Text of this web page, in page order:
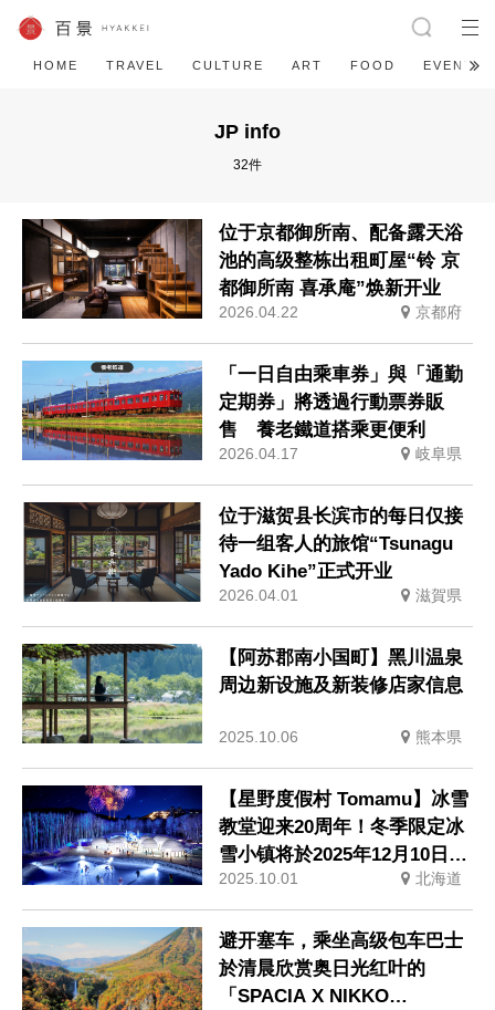
HOME TRAVEL CULTURE ART FOOD EVENT
JP info
32件
2026.04.22
位于京都御所南、配备露天浴
池的高级整栋出租町屋“铃 京
都御所南 喜承庵”焕新开业
京都府
2026.04.17
「一日自由乘車券」與「通勤
定期券」將透過行動票券販
售 養老鐵道搭乘更便利
岐阜県
2026.04.01
位于滋贺县长滨市的每日仅接
待一组客人的旅馆“Tsunagu
Yado Kihe”正式开业
滋賀県
2025.10.06
【阿苏郡南小国町】黑川温泉
周边新设施及新装修店家信息
熊本県
2025.10.01
【星野度假村 Tomamu】冰雪
教堂迎来20周年！冬季限定冰
雪小镇将於2025年12月10日开
放
北海道
避开塞车，乘坐高级包车巴士
於清晨欣赏奥日光红叶的
「SPACIA X NIKKO